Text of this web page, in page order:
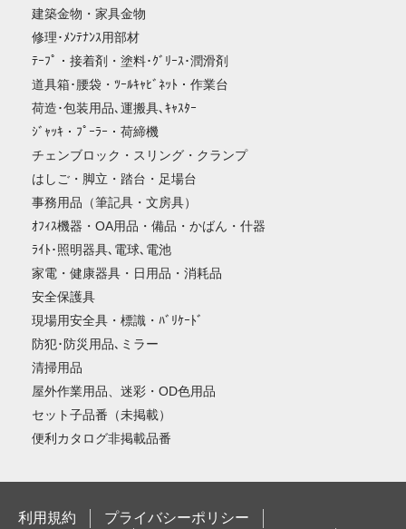
建築金物・家具金物
修理･ﾒﾝﾃﾅﾝｽ用部材
ﾃｰﾌﾟ・接着剤・塗料･ｸﾞﾘｰｽ･潤滑剤
道具箱･腰袋・ﾂｰﾙｷｬﾋﾞﾈｯﾄ・作業台
荷造･包装用品､運搬具､ｷｬｽﾀｰ
ｼﾞｬｯｷ・ﾌﾟｰﾗｰ・荷締機
チェンブロック・スリング・クランプ
はしご・脚立・踏台・足場台
事務用品（筆記具・文房具）
ｵﾌｨｽ機器・OA用品・備品・かばん・什器
ﾗｲﾄ･照明器具､電球､電池
家電・健康器具・日用品・消耗品
安全保護具
現場用安全具・標識・ﾊﾞﾘｹｰﾄﾞ
防犯･防災用品､ミラー
清掃用品
屋外作業用品、迷彩・OD色用品
セット子品番（未掲載）
便利カタログ非掲載品番
利用規約 プライバシーポリシー